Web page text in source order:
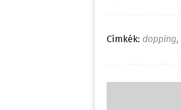
Címkék: dopping,